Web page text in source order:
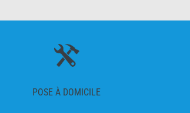
POSE À DOMICILE